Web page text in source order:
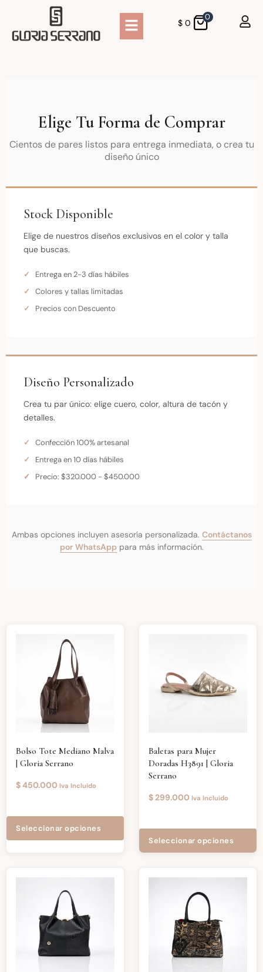
$0
0
Elige Tu Forma de Comprar
Cientos de pares listos para entrega inmediata, o crea tu
diseño único
Stock Disponible
Elige de nuestros diseños exclusivos en el color y talla
que buscas.
Entrega en 2-3 días hábiles
Colores y tallas limitadas
Precios con Descuento
Diseño Personalizado
Crea tu par único: elige cuero, color, altura de tacón y
detalles.
Confección 100% artesanal
Entrega en 10 días hábiles
Precio: $320.000 - $450.000
Ambas opciones incluyen asesoría personalizada. Contáctanos
por WhatsApppara más información.
Bolso Tote Mediano Malva
| Gloria Serrano
$450.000 Iva Incluido
Seleccionar opciones
Baletas para Mujer
Doradas H3891 | Gloria
Serrano
$ 299.000 Iva Incluido
Seleccionar opciones